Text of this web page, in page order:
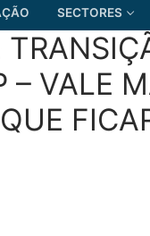
SECTORES
– VALE